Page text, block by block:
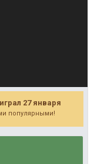
27 января
популярными!